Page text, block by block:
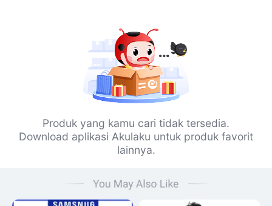
Produk yang kamu cari tidak tersedia.
Download aplikasi Akulaku untuk produk favorit
lainnya.